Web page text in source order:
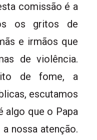
comissão é a
os gritos de
e irmãos que
de violência.
de fome, a
escutamos
algo que o Papa
nossa atenção.